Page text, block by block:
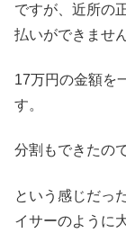
ですが、近所の
払いができませ
17万円の金額を
す。
分割もできたの
という感じだっ
イサーのように